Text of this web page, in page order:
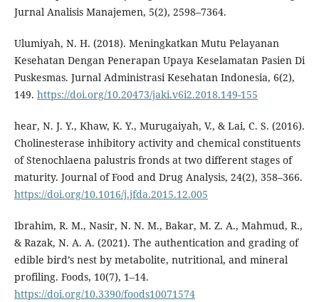
Jurnal Analisis Manajemen, 5(2), 2598–7364.
Ulumiyah, N. H. (2018). Meningkatkan Mutu Pelayanan
Kesehatan Dengan Penerapan Upaya Keselamatan Pasien Di
Puskesmas. Jurnal Administrasi Kesehatan Indonesia, 6(2),
149. https://doi.org/10.20473/jaki.v6i2.2018.149-155
hear, N. J. Y., Khaw, K. Y., Murugaiyah, V., & Lai, C. S. (2016).
Cholinesterase inhibitory activity and chemical constituents
of Stenochlaena palustris fronds at two different stages of
maturity. Journal of Food and Drug Analysis, 24(2), 358–366.
https://doi.org/10.1016/j.jfda.2015.12.005
Ibrahim, R. M., Nasir, N. N. M., Bakar, M. Z. A., Mahmud, R.,
& Razak, N. A. A. (2021). The authentication and grading of
edible bird’s nest by metabolite, nutritional, and mineral
profiling. Foods, 10(7), 1–14.
https://doi.org/10.3390/foods10071574